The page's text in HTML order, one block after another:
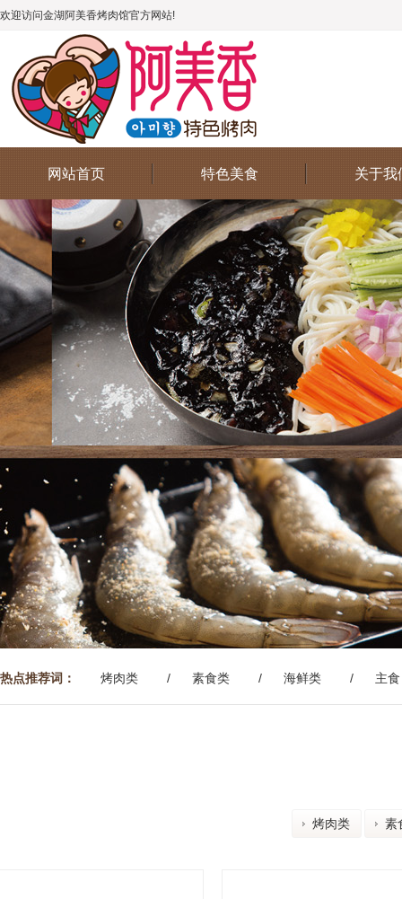
欢迎访问金湖阿美香烤肉馆官方网站!
网站首页 特色美食 关于我
热点推荐词： 烤肉类 素食类 海鲜类 主食
烤肉类 素